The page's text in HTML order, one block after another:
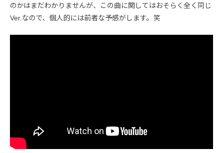
のかはまだわかりませんが、この曲に関してはおそらく全く同じ
Ver.なので、個人的には前者な予感がします。笑